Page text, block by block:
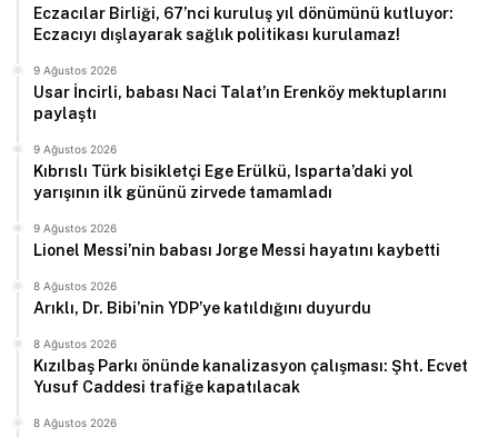
Eczacılar Birliği, 67’nci kuruluş yıl dönümünü kutluyor:
Eczacıyı dışlayarak sağlık politikası kurulamaz!
9 Ağustos 2026
Usar İncirli, babası Naci Talat’ın Erenköy mektuplarını
paylaştı
9 Ağustos 2026
Kıbrıslı Türk bisikletçi Ege Erülkü, Isparta’daki yol
yarışının ilk gününü zirvede tamamladı
9 Ağustos 2026
Lionel Messi’nin babası Jorge Messi hayatını kaybetti
8 Ağustos 2026
Arıklı, Dr. Bibi’nin YDP’ye katıldığını duyurdu
8 Ağustos 2026
Kızılbaş Parkı önünde kanalizasyon çalışması: Şht. Ecvet
Yusuf Caddesi trafiğe kapatılacak
8 Ağustos 2026